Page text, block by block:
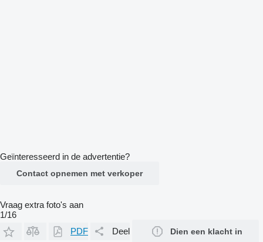
Geïnteresseerd in de advertentie?
Contact opnemen met verkoper
Vraag extra foto's aan
1/16
PDF
Deel Dien een klacht in